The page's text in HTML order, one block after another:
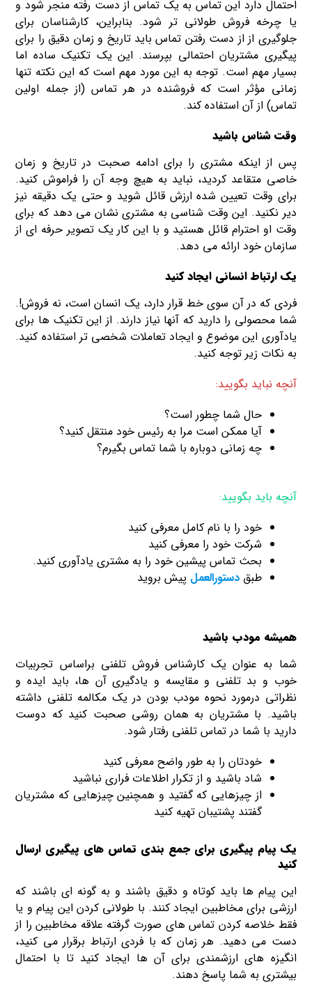
احتمال دارد این تماس به یک تماس از دست رفته منجر شود و
یا چرخه فروش طولانی تر شود. بنابراین، کارشناسان برای
جلوگیری از از دست رفتن تماس باید تاریخ و زمان دقیق را برای
پیگیری مشتریان احتمالی بپرسند. این یک تکنیک ساده اما
بسیار مهم است. توجه به این مورد مهم است که این نکته تنها
زمانی مؤثر است که فروشنده در هر تماس (از جمله اولین
تماس) از آن استفاده کند.
وقت‌ شناس باشید
پس از اینکه مشتری را برای ادامه صحبت در تاریخ و زمان
خاصی متقاعد کردید، نباید به هیچ وجه آن را فراموش کنید.
برای وقت تعیین شده ارزش قائل شوید و حتی یک دقیقه نیز
دیر نکنید. این وقت شناسی به مشتری نشان می دهد که برای
وقت او احترام قائل هستید و با این کار یک تصویر حرفه ای از
سازمان خود ارائه می دهد.
یک ارتباط انسانی ایجاد کنید
فردی که در آن سوی خط قرار دارد، یک انسان است، نه فروش!.
شما محصولی را دارید که آنها نیاز دارند. از این تکنیک ها برای
یادآوری این موضوع و ایجاد تعاملات شخصی تر استفاده کنید.
به نکات زیر توجه کنید.
آنچه نباید بگویید:
حال شما چطور است؟
آیا ممکن است مرا به رئیس خود منتقل کنید؟
چه زمانی دوباره با شما تماس بگیرم؟
آنچه باید بگویید:
خود را با نام کامل معرفی کنید
شرکت خود را معرفی کنید
بحث تماس پیشین خود را به مشتری یادآوری کنید.
طبقدستورالعمل پیش بروید
همیشه مودب باشید
شما به عنوان یک کارشناس فروش تلفنی براساس تجربیات
خوب و بد تلفنی و مقایسه و یادگیری آن ها، باید ایده و
نظراتی درمورد نحوه مودب بودن در یک مکالمه تلفنی داشته
باشید. با مشتریان به همان روشی صحبت کنید که دوست
دارید با شما در تماس تلفنی رفتار شود.
خودتان را به طور واضح معرفی کنید
شاد باشید و از تکرار اطلاعات فراری نباشید
از چیزهایی که گفتید و همچنین چیزهایی که مشتریان
گفتند پشتیبان تهیه کنید
یک پیام پیگیری برای جمع بندی تماس های پیگیری ارسال
کنید
این پیام ها باید کوتاه و دقیق باشند و به گونه ای باشند که
ارزشی برای مخاطبین ایجاد کنند. با طولانی کردن این پیام و یا
فقط خلاصه کردن تماس های صورت گرفته علاقه مخاطبین را از
دست می دهید. هر زمان که با فردی ارتباط برقرار می کنید،
انگیزه های ارزشمندی برای آن ها ایجاد کنید تا با احتمال
بیشتری به شما پاسخ دهند.